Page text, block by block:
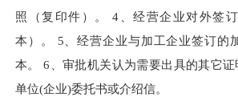
照（复印件）。 4、经营企业对外签
本）。 5、经营企业与加工企业签订的
本。 6、审批机关认为需要出具的其它证
单位(企业)委托书或介绍信。